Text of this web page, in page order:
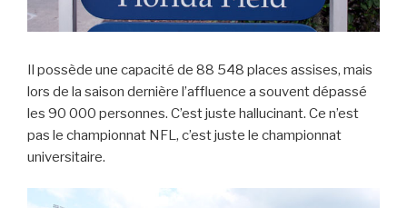
Il possède une capacité de 88 548 places assises, mais
lors de la saison dernière l’affluence a souvent dépassé
les 90 000 personnes. C’est juste hallucinant. Ce n’est
pas le championnat NFL, c’est juste le championnat
universitaire.